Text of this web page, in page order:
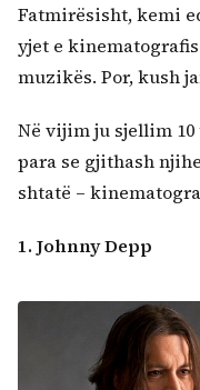
Fatmirësisht, kemi
yjet e
muzikës. Por, kush
Në vijim ju sjellim
para se gjithash
shtatë –
1. Johnny Depp